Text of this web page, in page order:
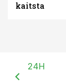
kaitsta
24H